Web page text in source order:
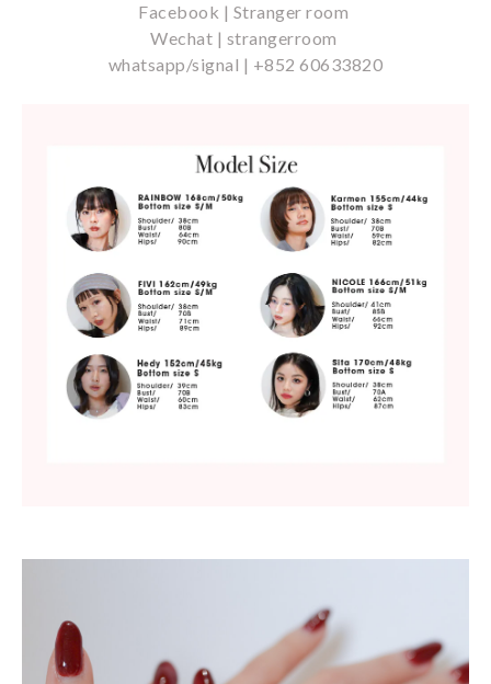
Facebook | Stranger room
Wechat | strangerroom
whatsapp/signal | +852 60633820